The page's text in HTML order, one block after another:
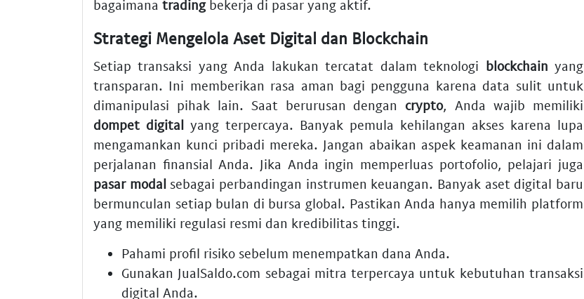
bagaimana tradingbekerja di pasar yang aktif.
Strategi Mengelola Aset Digital dan Blockchain
Setiap transaksi yang Anda lakukan tercatat dalam teknologi blockchain yang
transparan. Ini memberikan rasa aman bagi pengguna karena data sulit untuk
dimanipulasi pihak lain. Saat berurusan dengan crypto, Anda wajib memiliki
dompet digital yang terpercaya. Banyak pemula kehilangan akses karena lupa
mengamankan kunci pribadi mereka. Jangan abaikan aspek keamanan ini dalam
perjalanan finansial Anda. Jika Anda ingin memperluas portofolio, pelajari juga
pasar modalsebagai perbandingan instrumen keuangan. Banyak aset digital baru
bermunculan setiap bulan di bursa global. Pastikan Anda hanya memilih platform
yang memiliki regulasi resmi dan kredibilitas tinggi.
Pahami profil risiko sebelum menempatkan dana Anda.
Gunakan JualSaldo.com sebagai mitra terpercaya untuk kebutuhan transaksi
digital Anda.